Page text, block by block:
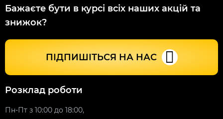
Бажаєте бути в курсі всіх наших акцій та
знижок?
ПІДПИШІТЬСЯ НА НАС
Розклад роботи
Пн-Пт з 10:00 до 18:00,